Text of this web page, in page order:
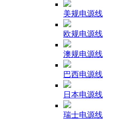
美规电源线
欧规电源线
澳规电源线
巴西电源线
日本电源线
瑞士电源线